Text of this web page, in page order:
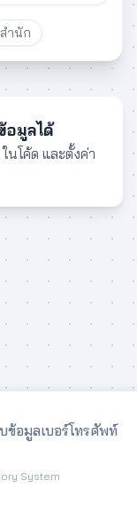
สำนัก
อมูลได้
นโค้ด และตั้งค่า
ข้อมูลเบอร์โทรศัพท์
System